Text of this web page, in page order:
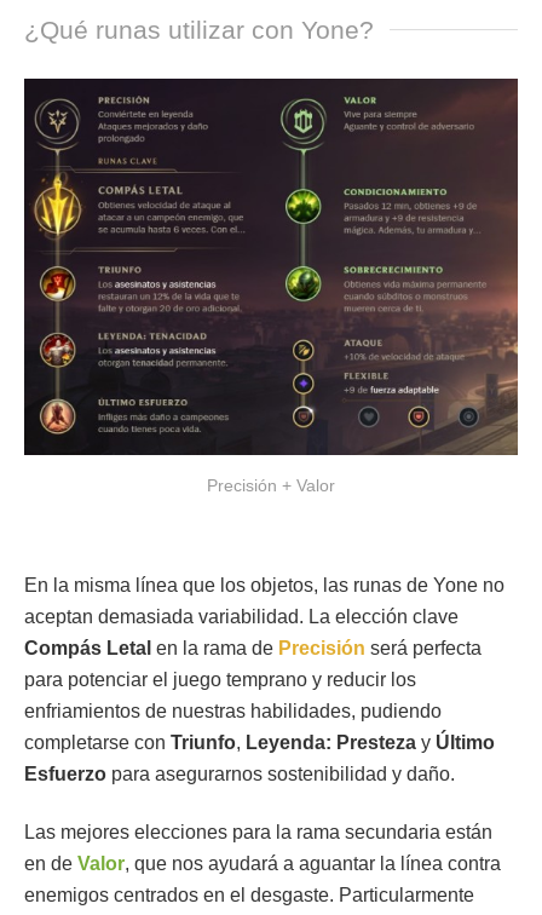
¿Qué runas utilizar con Yone?
Precisión + Valor
En la misma línea que los objetos, las runas de Yone no
aceptan demasiada variabilidad. La elección clave
Compás Letal en la rama de Precisión será perfecta
para potenciar el juego temprano y reducir los
enfriamientos de nuestras habilidades, pudiendo
completarse con Triunfo, Leyenda: Presteza y Último
Esfuerzo para asegurarnos sostenibilidad y daño.
Las mejores elecciones para la rama secundaria están
en de Valor, que nos ayudará a aguantar la línea contra
enemigos centrados en el desgaste. Particularmente